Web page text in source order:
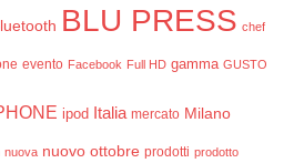
BLU PRESS chef
evento Facebook Full HD gamma GUSTO
ipod Italia mercato Milano
nuova nuovo ottobre prodotti prodotto